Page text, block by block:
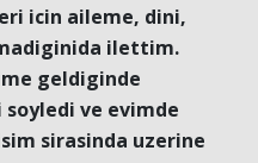
icin aileme, dini,
ilettim.
geldiginde
ve evimde
sirasinda uzerine